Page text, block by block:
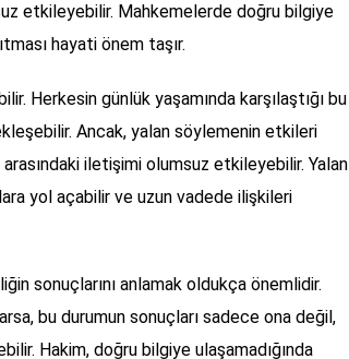
etkileyebilir. Mahkemelerde doğru bilgiye
hayati önem taşır.
Herkesin günlük yaşamında karşılaştığı bu
Ancak, yalan söylemenin etkileri
iletişimi olumsuz etkileyebilir. Yalan
yol açabilir ve uzun vadede ilişkileri
sonuçlarını anlamak oldukça önemlidir.
bu durumun sonuçları sadece ona değil,
Hakim, doğru bilgiye ulaşamadığında